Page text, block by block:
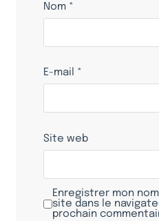
Nom *
E-mail *
Site web
Enregistrer mon
site dans le
prochain